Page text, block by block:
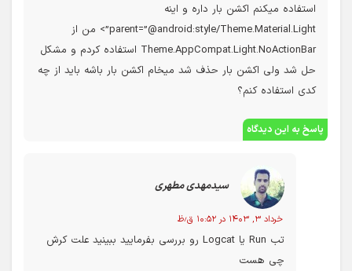
استفاده میکنم اکشن بار داره و اینه
parent=”@android:style/Theme.Material.Light”> من از
Theme.AppCompat.Light.NoActionBar استفاده کردم و مشکل
حل شد ولی اکشن بار حذف شد میخام اکشن بار باشه باید از چه
کدی استفاده کنم؟
پاسخ به این دیدگاه
سیدمهدی مطهری
خرداد ۳, ۱۴۰۳ در ۱۰:۵۲ ق٫ظ
تب Run یا Logcat رو بررسی بفرمایید ببینید علت کرش
چی هست